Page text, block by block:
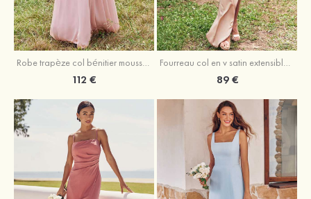
Robe trapèze col bénitier mousseline ras du sol robe de demoiselle d'honneur
112 €
Fourreau col en v satin extensible asymétrique robe de demoiselle d'honneur
89 €